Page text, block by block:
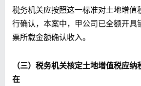
税务机关应按照这一标准对土地增值
行确认，本案中，甲公司已全额开具
票所载金额确认收入。
（三） 税务机关核定土地增值税应纳
在